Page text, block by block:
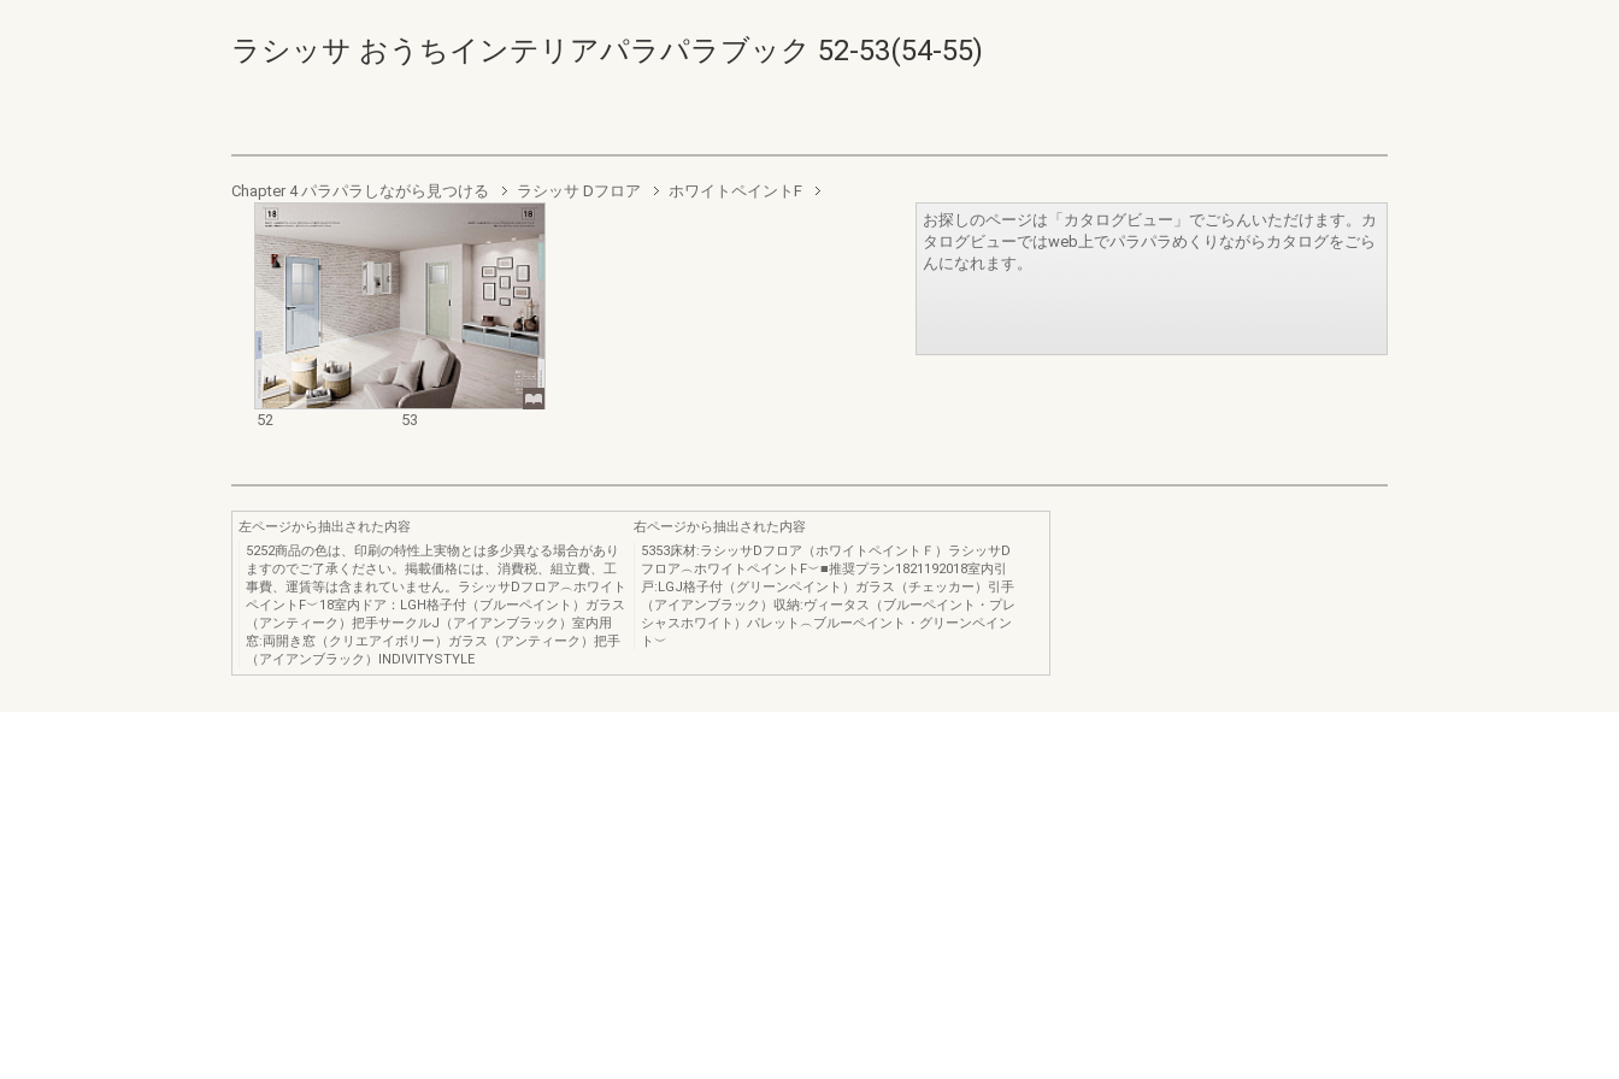
ラシッサ おうちインテリアパラパラブック 52-53(54-55)
Chapter 4 パラパラしながら見つける ラシッサ Dフロア ホワイトペイントF
52 53
お探しのページは「カタログビュー」でごらんいただけます。カ
タログビューではweb上でパラパラめくりながらカタログをごら
んになれます。
左ページから抽出された内容
5252商品の色は、印刷の特性上実物とは多少異なる場合があり
ますのでご了承ください。掲載価格には、消費税、組立費、工
事費、運賃等は含まれていません。ラシッサDフロア︵ホワイト
ペイントF︶18室内ドア：LGH格子付（ブルーペイント）ガラス
（アンティーク）把手サークルJ（アイアンブラック）室内用
窓:両開き窓（クリエアイボリー）ガラス（アンティーク）把手
（アイアンブラック）INDIVITYSTYLE
右ページから抽出された内容
5353床材:ラシッサDフロア（ホワイトペイントＦ）ラシッサD
フロア︵ホワイトペイントF︶■推奨プラン1821192018室内引
戸:LGJ格子付（グリーンペイント）ガラス（チェッカー）引手
（アイアンブラック）収納:ヴィータス（ブルーペイント・プレ
シャスホワイト）パレット︵ブルーペイント・グリーンペイン
ト︶